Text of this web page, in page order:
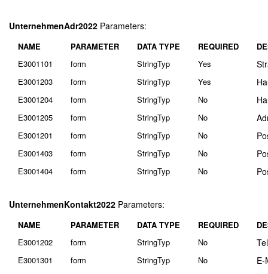
UnternehmenAdr2022 Parameters:
NAME PARAMETER DATA TYPE REQUIRED
E3001101
form StringTyp Yes
E3001203 form StringTyp Yes
E3001204 form StringTyp No
E3001205 form StringTyp No
E3001201 form StringTyp No
E3001403 form StringTyp No
E3001404 form StringTyp No
UnternehmenKontakt2022 Parameters:
NAME PARAMETER DATA TYPE REQUIRED
E3001202
form StringTyp No
E3001301 form StringTyp No E-